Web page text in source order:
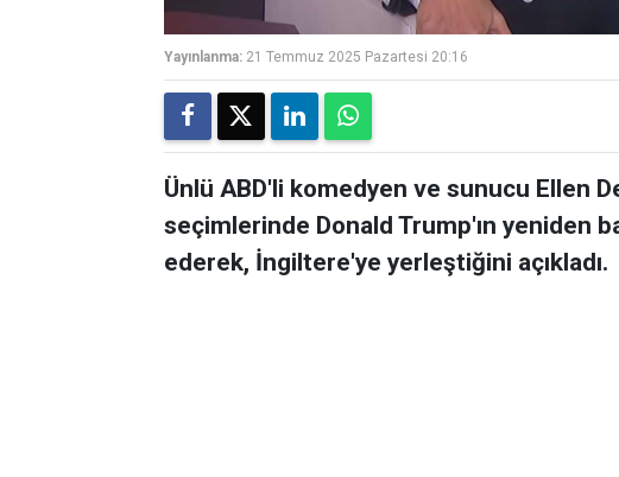
Yayınlanma: 21 Temmuz 2025 Pazartesi 20:16
Ünlü ABD'li komedyen ve sunucu Ellen
seçimlerinde Donald Trump'ın yeniden
ederek, İngiltere'ye yerleştiğini açıkladı.